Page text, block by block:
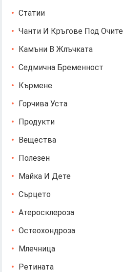
Статии
Чанти И Кръгове Под Очите
Камъни В Жлъчката
Седмична Бременност
Кърмене
Горчива Уста
Продукти
Вещества
Полезен
Майка И Дете
Сърцето
Атеросклероза
Остеохондроза
Млечница
Ретината